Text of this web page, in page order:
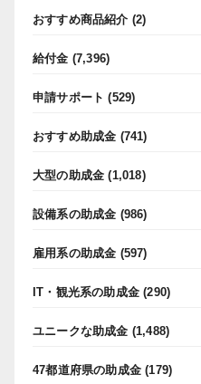
おすすめ商品紹介 (2)
給付金 (7,396)
申請サポート (529)
おすすめ助成金 (741)
大型の助成金 (1,018)
設備系の助成金 (986)
雇用系の助成金 (597)
IT・観光系の助成金 (290)
ユニークな助成金 (1,488)
47都道府県の助成金 (179)